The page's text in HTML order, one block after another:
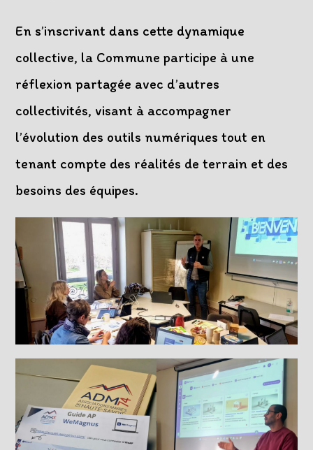
En s’inscrivant dans cette dynamique
collective, la Commune participe à une
réflexion partagée avec d’autres
collectivités, visant à accompagner
l’évolution des outils numériques tout en
tenant compte des réalités de terrain et des
besoins des équipes.